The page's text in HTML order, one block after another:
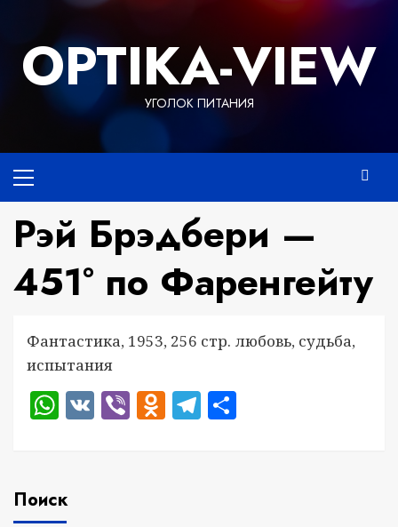
содержимому
OPTIKA-VIEW
УГОЛОК ПИТАНИЯ
меню
Рэй Брэдбери —
451° по Фаренгейту
Фантастика, 1953, 256 стр. любовь, судьба,
испытания
WhatsApp
VKViberOdnoklassniki
Telegram
Поиск